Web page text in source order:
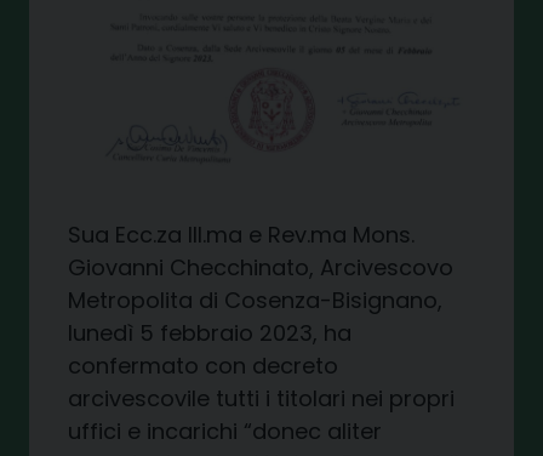
Sua Ecc.za Ill.ma e Rev.ma Mons.
Giovanni Checchinato, Arcivescovo
Metropolita di Cosenza-Bisignano,
lunedì 5 febbraio 2023, ha
confermato con decreto
arcivescovile tutti i titolari nei propri
uffici e incarichi “donec aliter